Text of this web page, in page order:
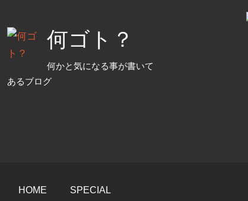
ン
ツ
何ゴト？
何かと気になる事が書いて
あるブログ
HOME SPECIAL